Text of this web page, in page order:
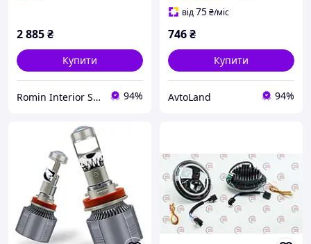
2 885₴
Купити
Romin Interior Store 94%
від75₴/міс
746₴
Купити
AvtoLand 94%